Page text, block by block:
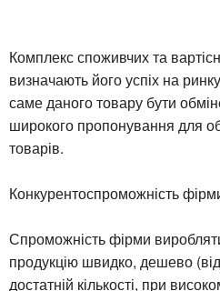
Комплекс споживчих та
визначають його успіх на
саме даного товару бути
широкого пропонування для
товарів.
Конкурентоспроможність
Спроможність фірми
продукцію швидко, дешево
достатній кількості, при